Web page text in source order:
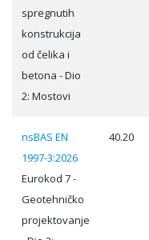
spregnutih
konstrukcija
od čelika i
betona - Dio
2: Mostovi
nsBAS EN
1997-3:2026
Eurokod 7 -
Geotehničko
projektovanje
40.20